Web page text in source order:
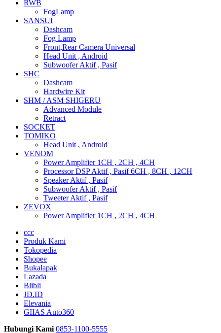
RWB
FogLamp
SANSUI
Dashcam
Fog Lamp
Front,Rear Camera Universal
Head Unit , Android
Subwoofer Aktif , Pasif
SHC
Dashcam
Hardwire Kit
SHM / ASM SHIGERU
Advanced Module
Retract
SOCKET
TOMIKO
Head Unit , Android
VENOM
Power Amplifier 1CH , 2CH , 4CH
Processor DSP Aktif , Pasif 6CH , 8CH , 12CH
Speaker Aktif , Pasif
Subwoofer Aktif , Pasif
Tweeter Aktif , Pasif
ZEVOX
Power Amplifier 1CH , 2CH , 4CH
ccc
Produk Kami
Tokopedia
Shopee
Bukalapak
Lazada
Blibli
JD.ID
Elevania
GIIAS Auto360
Hubungi Kami 0853-1100-5555